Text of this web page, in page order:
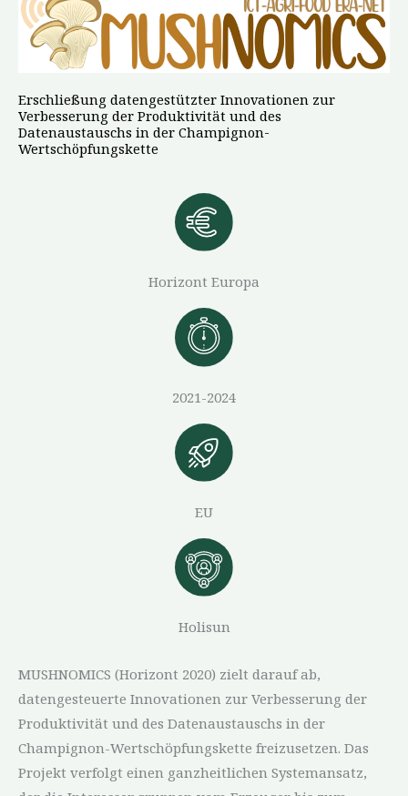
Erschließung datengestützter Innovationen zur
Verbesserung der Produktivität und des
Datenaustauschs in der Champignon-
Wertschöpfungskette
Horizont Europa
2021-2024
EU
Holisun
MUSHNOMICS (Horizont 2020) zielt darauf ab,
datengesteuerte Innovationen zur Verbesserung der
Produktivität und des Datenaustauschs in der
Champignon-Wertschöpfungskette freizusetzen. Das
Projekt verfolgt einen ganzheitlichen Systemansatz,